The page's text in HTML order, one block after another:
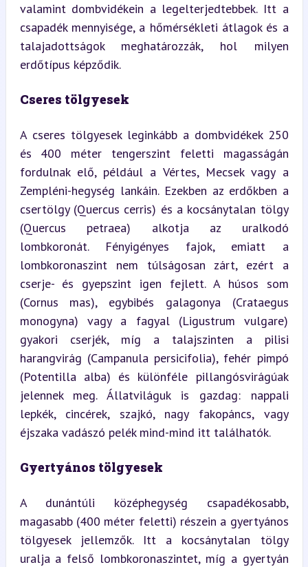
valamint dombvidékein a legelterjedtebbek. Itt a
csapadék mennyisége, a hőmérsékleti átlagok és a
talajadottságok meghatározzák, hol milyen
erdőtípus képződik.
Cseres tölgyesek
A cseres tölgyesek leginkább a dombvidékek 250
és 400 méter tengerszint feletti magasságán
fordulnak elő, például a Vértes, Mecsek vagy a
Zempléni-hegység lankáin. Ezekben az erdőkben a
csertölgy (Quercus cerris) és a kocsánytalan tölgy
(Quercus petraea) alkotja az uralkodó
lombkoronát. Fényigényes fajok, emiatt a
lombkoronaszint nem túlságosan zárt, ezért a
cserje- és gyepszint igen fejlett. A húsos som
(Cornus mas), egybibés galagonya (Crataegus
monogyna) vagy a fagyal (Ligustrum vulgare)
gyakori cserjék, míg a talajszinten a pilisi
harangvirág (Campanula persicifolia), fehér pimpó
(Potentilla alba) és különféle pillangósvirágúak
jelennek meg. Állatviláguk is gazdag: nappali
lepkék, cincérek, szajkó, nagy fakopáncs, vagy
éjszaka vadászó pelék mind-mind itt találhatók.
Gyertyános tölgyesek
A dunántúli középhegység csapadékosabb,
magasabb (400 méter feletti) részein a gyertyános
tölgyesek jellemzők. Itt a kocsánytalan tölgy
uralja a felső lombkoronaszintet, míg a gyertyán